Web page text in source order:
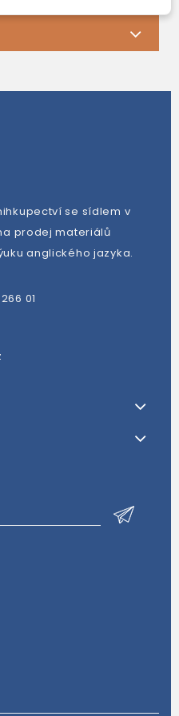
se sídlem v
prodej materiálů
anglického jazyka.
01